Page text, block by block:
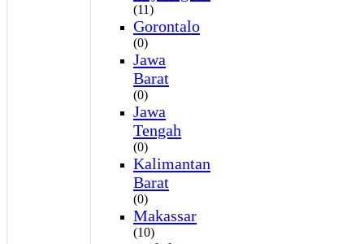
(11)
Gorontalo
(0)
Jawa
Barat
(0)
Jawa
Tengah
(0)
Kalimantan
Barat
(0)
Makassar
(10)